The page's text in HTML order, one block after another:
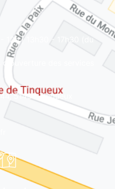
12h | 13h30 - 17h30 (du
des services
51430 Tinqueux